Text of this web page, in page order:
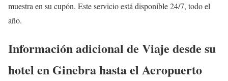
muestra en su cupón. Este servicio está disponible 24/7, todo el
año.
Información adicional de Viaje desde su
hotel en Ginebra hasta el Aeropuerto